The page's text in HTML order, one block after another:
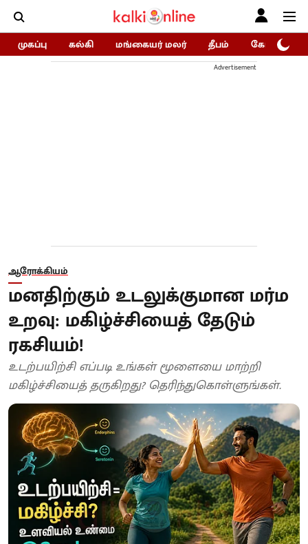
முகப்பு கல்கி மங்கையர் மலர் தீபம் கோகுலம்/
Advertisement
ஆரோக்கியம்
மனதிற்கும் உடலுக்குமான மர்ம
உறவு: மகிழ்ச்சியைத் தேடும்
ரகசியம்!
உடற்பயிற்சி எப்படி உங்கள் மூளையை மாற்றி
மகிழ்ச்சியைத் தருகிறது? தெரிந்துகொள்ளுங்கள்.